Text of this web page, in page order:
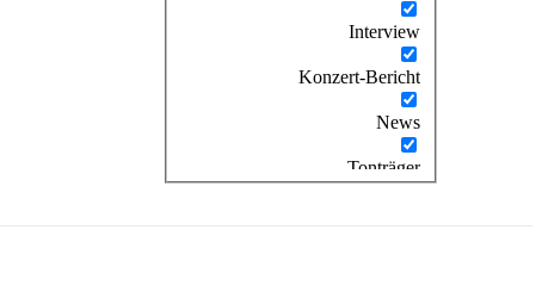
Interview
Konzert-Bericht
News
Tonträger